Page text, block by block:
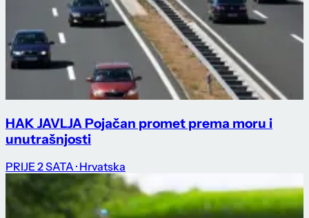
HAK JAVLJA Pojačan promet prema moru i
unutrašnjosti
PRIJE 2 SATA · Hrvatska